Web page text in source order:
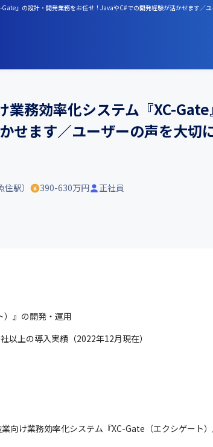
』の設計・開発業務をお任せ！JavaやC#での開発経験が活かせます／
業務効率化システム『XC-
せます／ユーザーの声を大切
駅） 390-630万円 正社員
』の開発・運用
上の導入実績（2022年12月現在）
向け業務効率化システム『XC-Gate（エクシゲート